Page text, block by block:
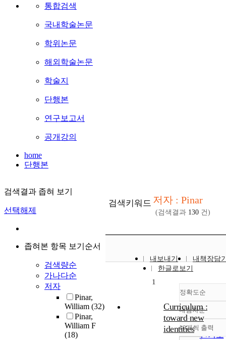
통합검색
국내학술논문
학위논문
해외학술논문
학술지
단행본
연구보고서
공개강의
home
단행본
검색결과 좁혀 보기
선택해제
좁혀본 항목 보기순서
검색량순
가나다순
저자
Pinar,
William (32)
Pinar,
William F
(18)
검색키워드 저자 : Pinar
(검색결과 130 건)
내보내기
내책장담
한글로보기
정확도순
정확도
순
인기도
내림차순
내림차
10개씩 출력
1
Curriculum :
toward new
identities